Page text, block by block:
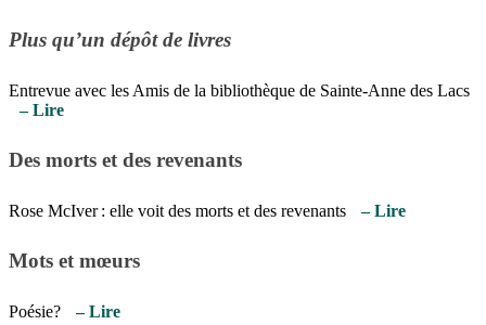
Plus qu’un dépôt de livres
Entrevue avec les Amis de la bibliothèque de Sainte-Anne des Lacs
– Lire
Des morts et des revenants
Rose McIver : elle voit des morts et des revenants – Lire
Mots et mœurs
Poésie? – Lire